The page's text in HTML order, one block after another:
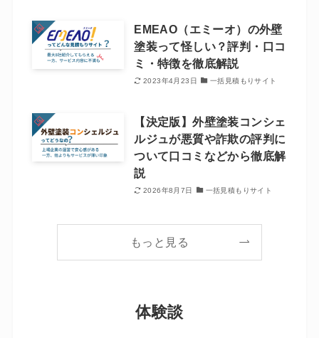
EMEAO（エミーオ）の外壁
塗装って怪しい？評判・口コ
ミ・特徴を徹底解説
2023年4月23日 一括見積もりサイト
【決定版】外壁塗装コンシェ
ルジュが悪質や詐欺の評判に
ついて口コミなどから徹底解
説
2026年8月7日 一括見積もりサイト
もっと見る
体験談